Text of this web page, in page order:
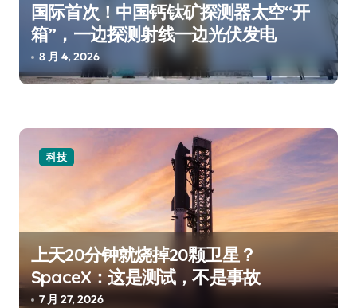
国际首次！中国钙钛矿探测器太空“开
箱”，一边探测射线一边光伏发电
8 月 4, 2026
科技
上天20分钟就烧掉20颗卫星？
SpaceX：这是测试，不是事故
7 月 27, 2026